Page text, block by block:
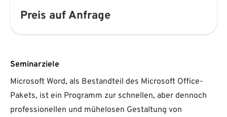
Preis auf Anfrage
Seminarziele
Microsoft Word, als Bestandteil des Microsoft Office-
Pakets, ist ein Programm zur schnellen, aber dennoch
professionellen und mühelosen Gestaltung von